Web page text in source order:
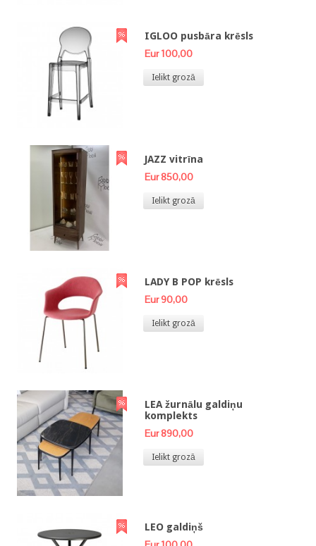
IGLOO pusbāra krēsls
Eur 100,00
Ielikt grozā
JAZZ vitrīna
Eur 850,00
Ielikt grozā
LADY B POP krēsls
Eur 90,00
Ielikt grozā
LEA žurnālu galdiņu
komplekts
Eur 890,00
Ielikt grozā
LEO galdiņš